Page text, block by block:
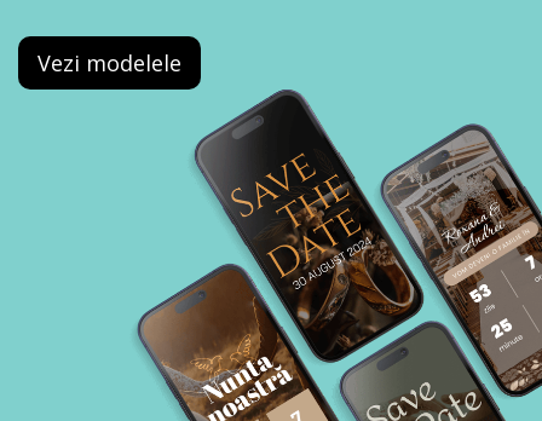
Vezi modelele